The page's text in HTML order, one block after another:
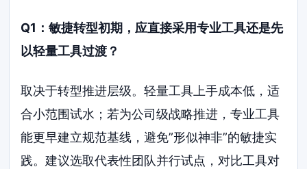
Q1：敏捷转型初期，应直接采用专业工具还是先
以轻量工具过渡？
取决于转型推进层级。轻量工具上手成本低，适
合小范围试水；若为公司级战略推进，专业工具
能更早建立规范基线，避免”形似神非”的敏捷实
践。建议选取代表性团队并行试点，对比工具对